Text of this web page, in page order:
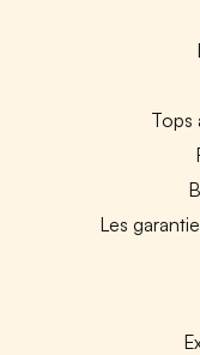
Tops
Les